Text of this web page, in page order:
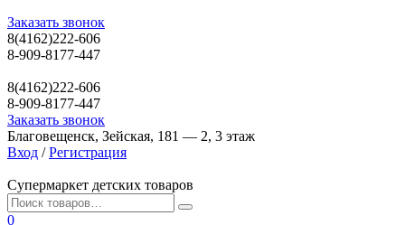
Заказать звонок
8(4162)222-606
8-909-8177-447
8(4162)222-606
8-909-8177-447
Заказать звонок
Благовещенск, Зейская, 181 — 2, 3 этаж
Вход / Регистрация
Супермаркет детских товаров
0